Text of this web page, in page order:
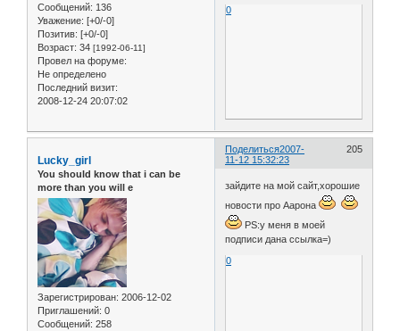
Сообщений: 136
Уважение: [+0/-0]
Позитив: [+0/-0]
Возраст: 34 [1992-06-11]
Провел на форуме:
Не определено
Последний визит:
2008-12-24 20:07:02
0
Поделиться 205
2007-
11-12 15:32:23
Lucky_girl
You should know that i can be
more than you will e
Зарегистрирован: 2006-12-02
Приглашений: 0
Сообщений: 258
зайдите на мой сайт,хорошие
новости про Аарона
PS:у меня в моей
подписи дана ссылка=)
0